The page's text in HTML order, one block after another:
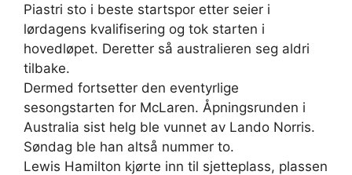
Piastri sto i beste startspor etter seier i
lørdagens kvalifisering og tok starten i
hovedløpet. Deretter så australieren seg aldri
tilbake.
Dermed fortsetter den eventyrlige
sesongstarten for McLaren. Åpningsrunden i
Australia sist helg ble vunnet av Lando Norris.
Søndag ble han altså nummer to.
Lewis Hamilton kjørte inn til sjetteplass, plassen